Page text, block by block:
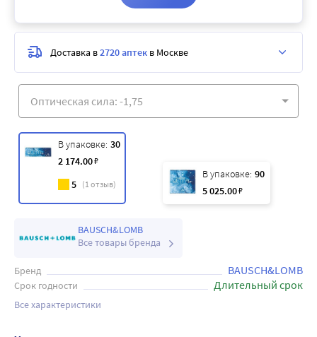
В упаковке: 30
2 174.00₽
5 (1отзыв)
В упаковке: 90
5 025.00₽
BAUSCH&LOMB
Все товары бренда
Бренд BAUSCH&LOMB
Срок годности Длительный срок
Все характеристики
Доставка в2720 аптек в Москве